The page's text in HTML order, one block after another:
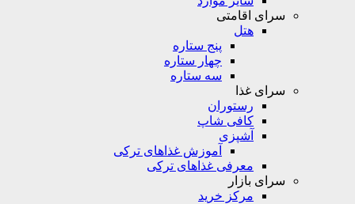
سرای اقامتی
هتل
پنج ستاره
چهار ستاره
سه ستاره
سرای غذا
رستوران
کافی شاپ
آشپزی
آموزش غذاهای ترکی
معرفی غذاهای ترکی
سرای بازار
مرکز خرید